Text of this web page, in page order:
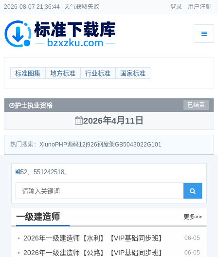
2026-08-07 21:36:44 天气获取失败 登录 用户注册
标准图集 地方标准 行业标准 国家标准
护士执业资格 已结束
2026年4月11日
热门搜索： Xiuno PHP源码12j926钢屋架GB5043022G101
、551242518。
一级建造师 更多>>
2026年一级建造师【水利】【VIP基础同步班】 06-05
2026年一级建造师【公路】【VIP基础同步班】 06-05